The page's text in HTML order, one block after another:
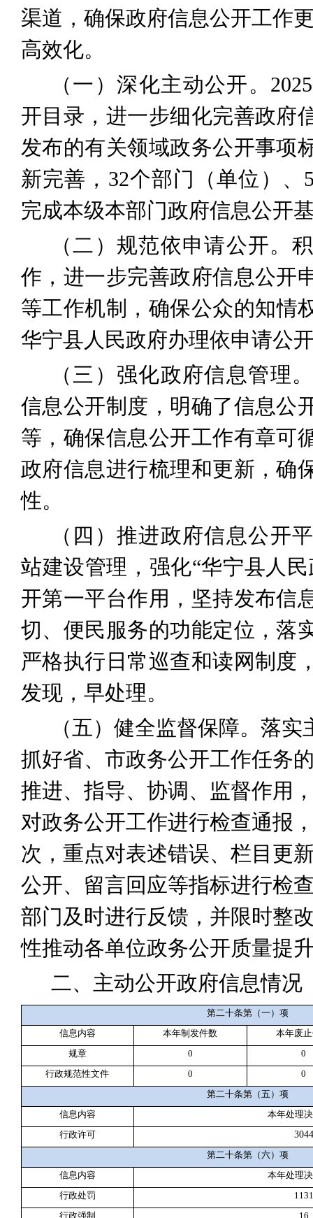
渠道 ，确保政府信息公开工作
高效化。
（一）深化主动公开。 2025
开目录，进一步细化完善政府
发布的有关领域政务公开事项
新完善， 32个部门（单位）、
完成本级本部门政府信息公开
（二）规范依申请公开。
作，进一步完善政府信息公开
等工作机制，确保公众的知情
华宁县人民政府办理依申请公
（三）强化政府信息管理
信息公开制度，明确了信息公
等，确保信息公开工作有章可
政府信息进行梳理和更新，确
性。
（四）推进政府信息公开
站建设管理，强化“华宁县人
开第一平台作用，坚持发布信
切、便民服务的功能定位，落
严格执行日常巡查和读网制度
发现，早处理。
（五）健全监督保障。落实
抓好省、市政务公开工作任务
推进、指导、协调、监督作用
对政务公开工作进行检查通报
次，重点对表述错误、栏目更
公开、留言回应等指标进行检
部门及时进行反馈，并限时整
性推动各单位政务公开质量提
二、主动公开政府信息情况
第二十条第（一）项
信息内容
本年制发件数
本年废
规章
0
0
行政规范性文件
0
0
第二十条第（五）项
信息内容
本年处理
行政许可
3044
第二十条第（六）项
信息内容
本年处理
行政处罚
1131
行政强制
16